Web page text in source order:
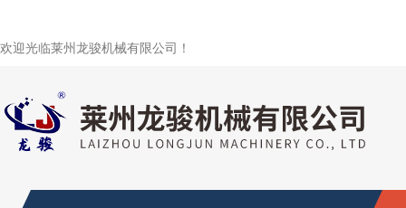
欢迎光临莱州龙骏机械有限公司！